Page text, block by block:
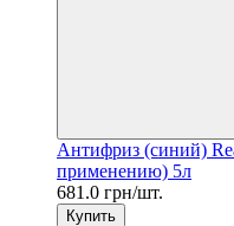
Антифриз (синий)
применению) 5л
681.0 грн/шт.
Купить